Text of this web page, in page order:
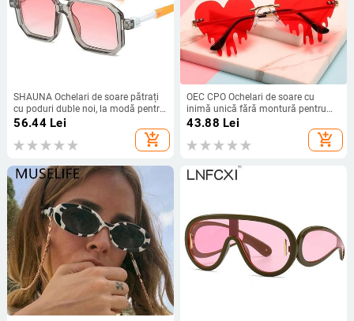
SHAUNA Ochelari de soare pătrați
cu poduri duble noi, la modă pentru
femei, nuanțe degradate, UV400,
retro, poligon, ochelari de soare
pentru bărbați
56.44Lei
add_shopping_cart
OEC CPO Ochelari de soare cu
inimă unică fără montură pentru
femei, la modă nouă, roșu, albastru,
ochelari de soare în formă de
lacrimi, ochelari de soare vintage
43.88 Lei
add_shopping_cart